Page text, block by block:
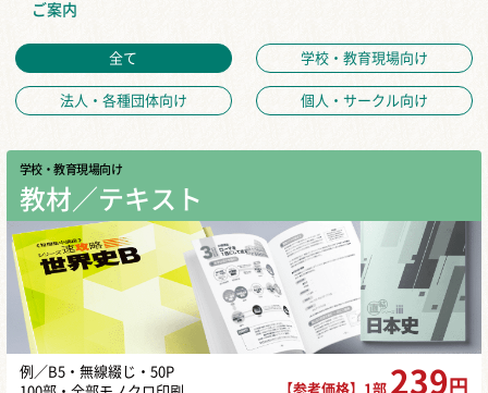
ご案内
全て 学校・教育現場向け
法人・各種団体向け 個人・サークル向け
学校・教育現場向け
教材／テキスト
例／B5・無線綴じ・50P
【参考価格】1部 239 円